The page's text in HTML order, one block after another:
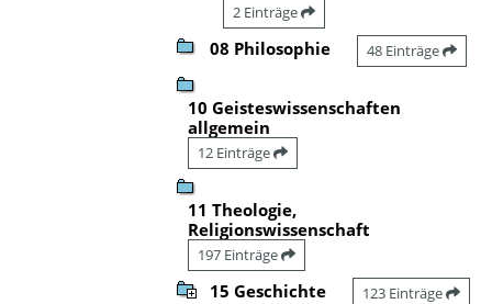
2 Einträge
08 Philosophie 48 Einträge
10 Geisteswissenschaften
allgemein
12 Einträge
11 Theologie,
Religionswissenschaft
197 Einträge
15 Geschichte 123 Einträge